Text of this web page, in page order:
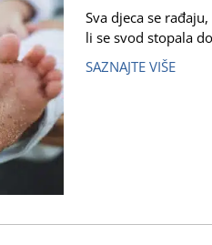
Sva djeca se
li se svod stopala
SAZNAJTE VIŠE